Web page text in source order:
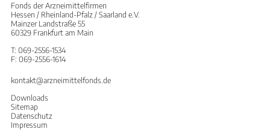
Fonds der Arzneimittelfirmen
Hessen / Rheinland-Pfalz / Saarland e.V.
Mainzer Landstraße 55
60329 Frankfurt am Main
T: 069-2556-1534
F: 069-2556-1614
kontakt@arzneimittelfonds.de
Downloads
Sitemap
Datenschutz
Impressum